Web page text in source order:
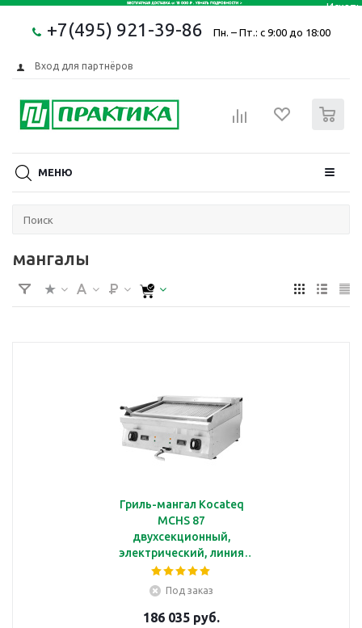
+7(495) 921-39-86 Пн. – Пт.: с 9:00 до 18:00
Вход для партнёров
МЕНЮ
мангалы
Гриль-мангал Kocateq
MCHS 87
двухсекционный,
электрический, линия
700
Под заказ
186 035 руб.